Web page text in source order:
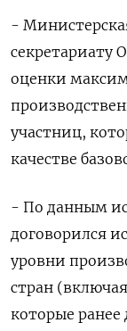
-
секретариату
оценки
участниц,
качестве
- По данным
договорился
уровни
стран
которые ранее